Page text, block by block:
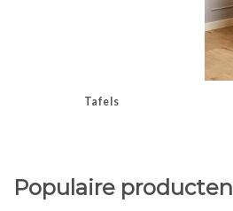
Tafels
Populaire producten